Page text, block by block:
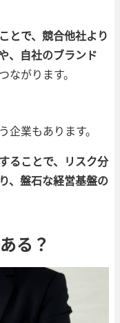
とで、競合他社より
、自社のブランド
ながります。
業もあります。
ることで、リスク分
、盤石な経営基盤の
る？